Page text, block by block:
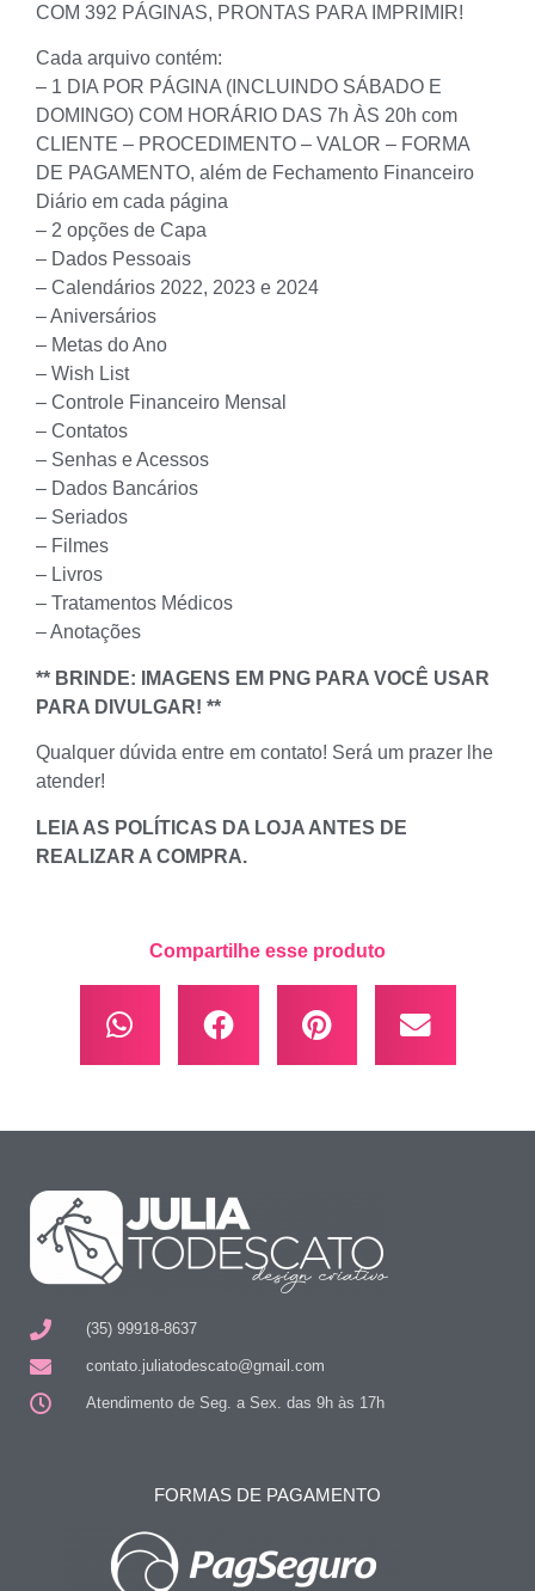
COM 392 PÁGINAS, PRONTAS PARA IMPRIMIR!
Cada arquivo contém:
– 1 DIA POR PÁGINA (INCLUINDO SÁBADO E
DOMINGO) COM HORÁRIO DAS 7h ÀS 20h com
CLIENTE – PROCEDIMENTO – VALOR – FORMA
DE PAGAMENTO, além de Fechamento Financeiro
Diário em cada página
– 2 opções de Capa
– Dados Pessoais
– Calendários 2022, 2023 e 2024
– Aniversários
– Metas do Ano
– Wish List
– Controle Financeiro Mensal
– Contatos
– Senhas e Acessos
– Dados Bancários
– Seriados
– Filmes
– Livros
– Tratamentos Médicos
– Anotações
** BRINDE: IMAGENS EM PNG PARA VOCÊ USAR
PARA DIVULGAR! **
Qualquer dúvida entre em contato! Será um prazer lhe
atender!
LEIA AS POLÍTICAS DA LOJA ANTES DE
REALIZAR A COMPRA.
Compartilhe esse produto
(35) 99918-8637
contato.juliatodescato@gmail.com
Atendimento de Seg. a Sex. das 9h às 17h
FORMAS DE PAGAMENTO